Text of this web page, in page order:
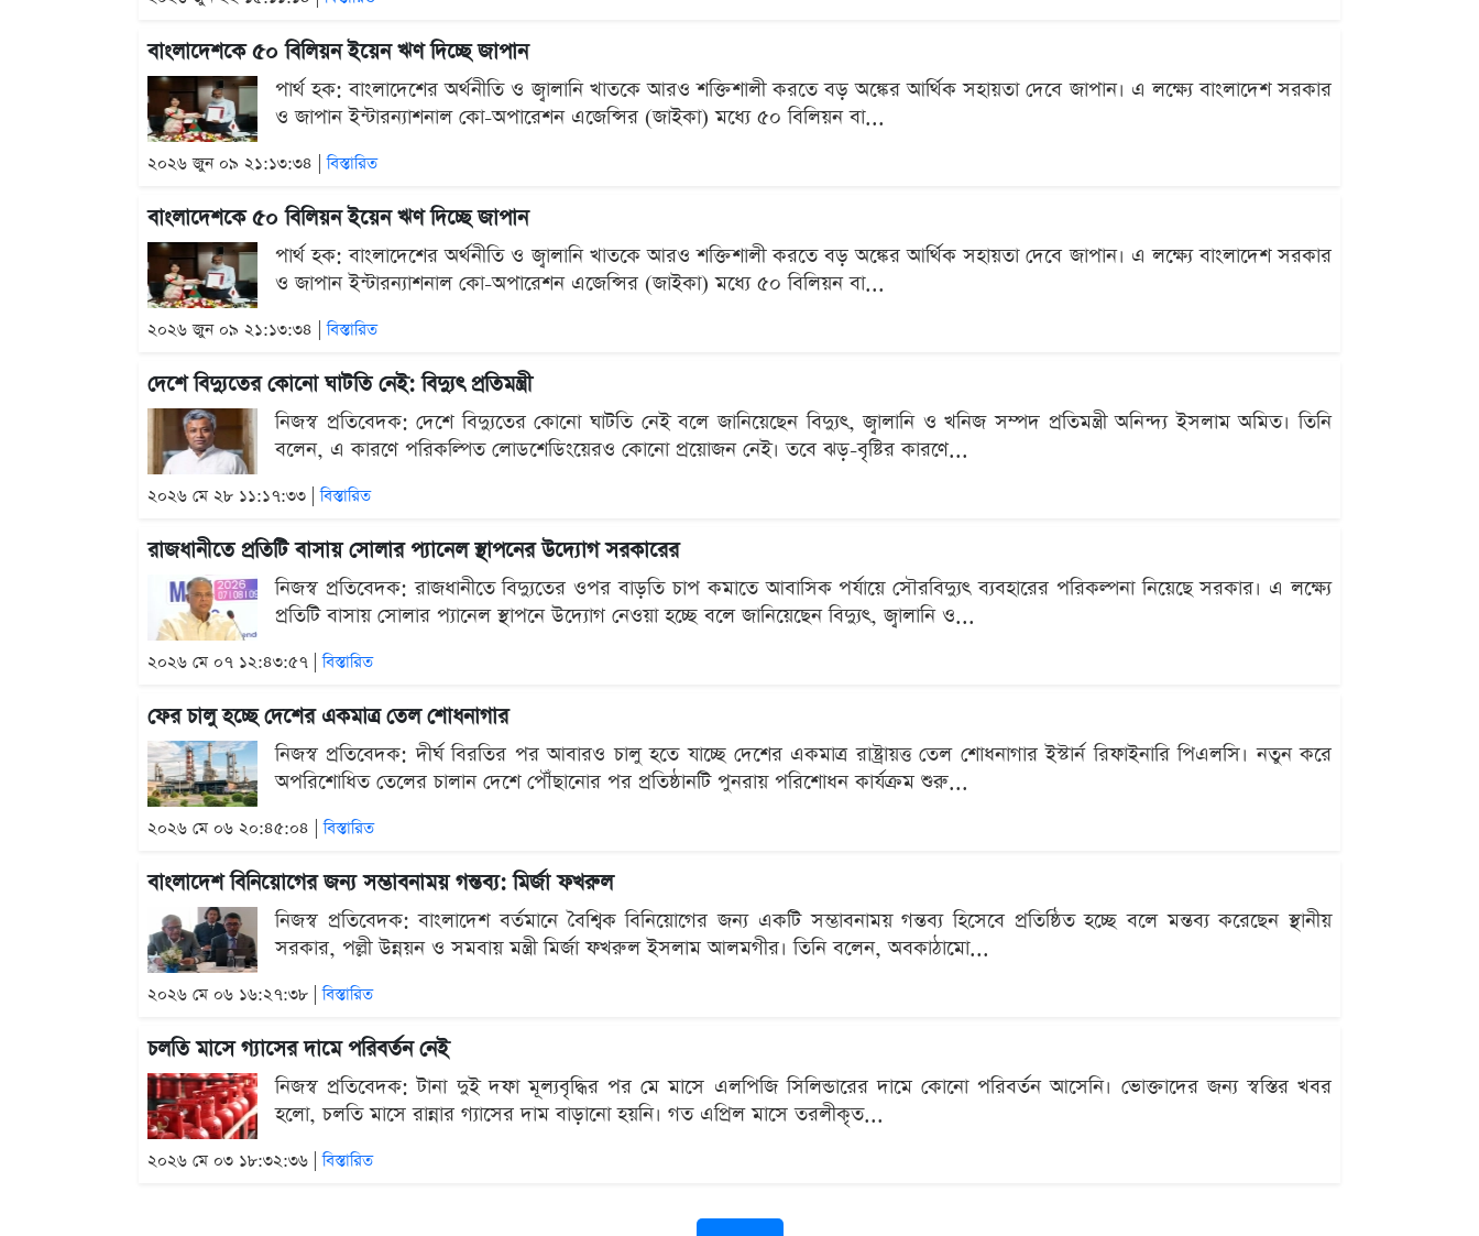
বাংলাদেশকে ৫০ বিলিয়ন ইয়েন ঋণ দিচ্ছে জাপান
পার্থ হক: বাংলাদেশের অর্থনীতি ও জ্বালানি খাতকে আরও শক্তিশালী করতে বড় অঙ্কের আর্থিক সহায়তা দেবে জাপান। এ লক্ষ্যে বাংলাদেশ সরকার
ও জাপান ইন্টারন্যাশনাল কো-অপারেশন এজেন্সির (জাইকা) মধ্যে ৫০ বিলিয়ন বা...
২০২৬ জুন ০৯ ২১:১৩:৩৪ |বিস্তারিত
বাংলাদেশকে ৫০ বিলিয়ন ইয়েন ঋণ দিচ্ছে জাপান
পার্থ হক: বাংলাদেশের অর্থনীতি ও জ্বালানি খাতকে আরও শক্তিশালী করতে বড় অঙ্কের আর্থিক সহায়তা দেবে জাপান। এ লক্ষ্যে বাংলাদেশ সরকার
ও জাপান ইন্টারন্যাশনাল কো-অপারেশন এজেন্সির (জাইকা) মধ্যে ৫০ বিলিয়ন বা...
২০২৬ জুন ০৯ ২১:১৩:৩৪ |বিস্তারিত
দেশে বিদ্যুতের কোনো ঘাটতি নেই: বিদ্যুৎ প্রতিমন্ত্রী
নিজস্ব প্রতিবেদক: দেশে বিদ্যুতের কোনো ঘাটতি নেই বলে জানিয়েছেন বিদ্যুৎ, জ্বালানি ও খনিজ সম্পদ প্রতিমন্ত্রী অনিন্দ্য ইসলাম অমিত। তিনি
বলেন, এ কারণে পরিকল্পিত লোডশেডিংয়েরও কোনো প্রয়োজন নেই। তবে ঝড়-বৃষ্টির কারণে...
২০২৬ মে ২৮ ১১:১৭:৩৩ |বিস্তারিত
রাজধানীতে প্রতিটি বাসায় সোলার প্যানেল স্থাপনের উদ্যোগ সরকারের
নিজস্ব প্রতিবেদক: রাজধানীতে বিদ্যুতের ওপর বাড়তি চাপ কমাতে আবাসিক পর্যায়ে সৌরবিদ্যুৎ ব্যবহারের পরিকল্পনা নিয়েছে সরকার। এ লক্ষ্যে
প্রতিটি বাসায় সোলার প্যানেল স্থাপনে উদ্যোগ নেওয়া হচ্ছে বলে জানিয়েছেন বিদ্যুৎ, জ্বালানি ও...
২০২৬ মে ০৭ ১২:৪৩:৫৭ |বিস্তারিত
ফের চালু হচ্ছে দেশের একমাত্র তেল শোধনাগার
নিজস্ব প্রতিবেদক: দীর্ঘ বিরতির পর আবারও চালু হতে যাচ্ছে দেশের একমাত্র রাষ্ট্রায়ত্ত তেল শোধনাগার ইস্টার্ন রিফাইনারি পিএলসি। নতুন করে
অপরিশোধিত তেলের চালান দেশে পৌঁছানোর পর প্রতিষ্ঠানটি পুনরায় পরিশোধন কার্যক্রম শুরু...
২০২৬ মে ০৬ ২০:৪৫:০৪ |বিস্তারিত
বাংলাদেশ বিনিয়োগের জন্য সম্ভাবনাময় গন্তব্য: মির্জা ফখরুল
নিজস্ব প্রতিবেদক: বাংলাদেশ বর্তমানে বৈশ্বিক বিনিয়োগের জন্য একটি সম্ভাবনাময় গন্তব্য হিসেবে প্রতিষ্ঠিত হচ্ছে বলে মন্তব্য করেছেন স্থানীয়
সরকার, পল্লী উন্নয়ন ও সমবায় মন্ত্রী মির্জা ফখরুল ইসলাম আলমগীর। তিনি বলেন, অবকাঠামো...
২০২৬ মে ০৬ ১৬:২৭:৩৮ |বিস্তারিত
চলতি মাসে গ্যাসের দামে পরিবর্তন নেই
নিজস্ব প্রতিবেদক: টানা দুই দফা মূল্যবৃদ্ধির পর মে মাসে এলপিজি সিলিন্ডারের দামে কোনো পরিবর্তন আসেনি। ভোক্তাদের জন্য স্বস্তির খবর
হলো, চলতি মাসে রান্নার গ্যাসের দাম বাড়ানো হয়নি। গত এপ্রিল মাসে তরলীকৃত...
২০২৬ মে ০৩ ১৮:৩২:৩৬ |বিস্তারিত